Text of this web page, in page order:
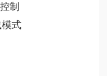
制
式